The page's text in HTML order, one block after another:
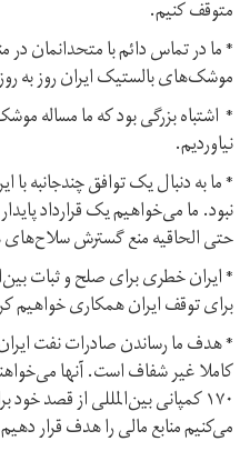
متوقف کنیم.
* ما در تماس دائم با متحدانمان
موشک‌های بالستیک ایران روز به
* اشتباه بزرگی بود که ما مساله
نیاوردیم.
* ما به دنبال یک توافق چندجانبه با
نبود. ما می‌خواهیم یک قرارداد
حتی الحاقیه‌ منع گسترش
* ایران خطری برای صلح و ثبات
برای توقف ایران همکاری خواهیم
* هدف ما رساندن صادرات نفت
کاملا غیر شفاف است. آنها
۱۷۰ کمپانی بین‌المللی از قصد
می‌کنیم منابع مالی را هدف قرار